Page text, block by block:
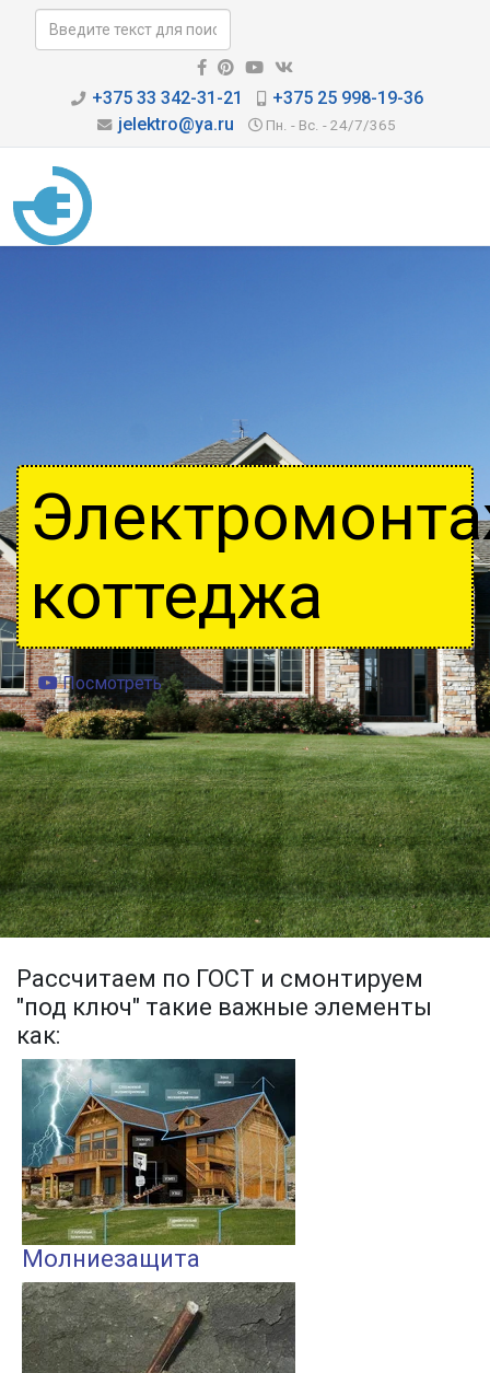
+375 33 342-31-21
+375 25 998-19-36
jelektro@ya.ru
Пн. - Вс. - 24/7/365
коттеджа
Посмотреть
Рассчитаем по ГОСТ и смонтируем
"под ключ" такие важные элементы
как:
Молниезащита